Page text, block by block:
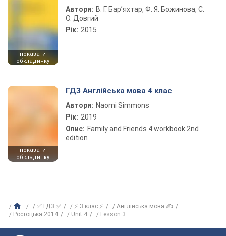
показати
обкладинку
Автори: В. Г. Бар’яхтар, Ф. Я. Божинова, С.
О. Довгий
Рік: 2015
показати
обкладинку
ГДЗ Англійська мова 4 клас
Автори: Naomi Simmons
Рік: 2019
Опис: Family and Friends 4 workbook 2nd
edition
✅ ГДЗ ✅ ⚡ 3 клас ⚡
Англійська мова ✍
Ростоцька 2014
Unit 4 Lesson 3